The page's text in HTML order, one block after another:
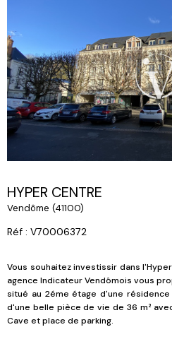
HYPER CENTRE
Vendôme (41100)
Réf : V70006372
Vous souhaitez investissir dans
agence Indicateur Vendômois vous
situé au 2éme étage d'une
d'une belle pièce de vie de 36 m²
Cave et place de parking.